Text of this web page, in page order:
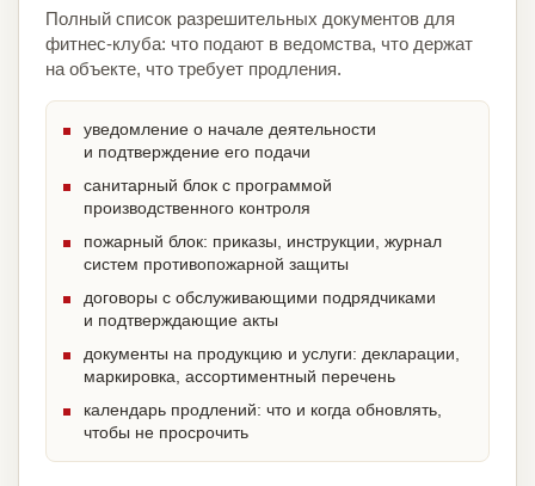
Полный список разрешительных документов для
фитнес-клуба: что подают в ведомства, что держат
на объекте, что требует продления.
уведомление о начале деятельности
и подтверждение его подачи
санитарный блок с программой
производственного контроля
пожарный блок: приказы, инструкции, журнал
систем противопожарной защиты
договоры с обслуживающими подрядчиками
и подтверждающие акты
документы на продукцию и услуги: декларации,
маркировка, ассортиментный перечень
календарь продлений: что и когда обновлять,
чтобы не просрочить